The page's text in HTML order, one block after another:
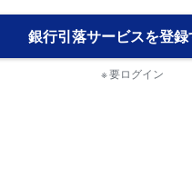
銀行引落サービスを登
要ログイン